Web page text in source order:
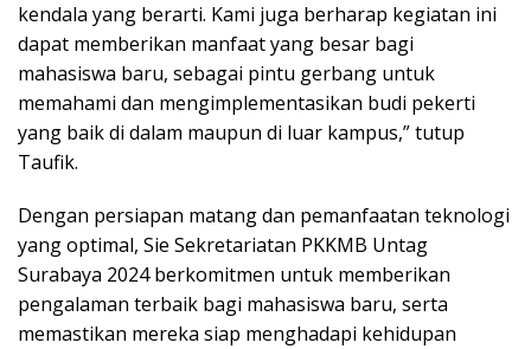
kendala yang berarti. Kami juga berharap kegiatan ini
dapat memberikan manfaat yang besar bagi
mahasiswa baru, sebagai pintu gerbang untuk
memahami dan mengimplementasikan budi pekerti
yang baik di dalam maupun di luar kampus,” tutup
Taufik.
Dengan persiapan matang dan pemanfaatan teknologi
yang optimal, Sie Sekretariatan PKKMB Untag
Surabaya 2024 berkomitmen untuk memberikan
pengalaman terbaik bagi mahasiswa baru, serta
memastikan mereka siap menghadapi kehidupan